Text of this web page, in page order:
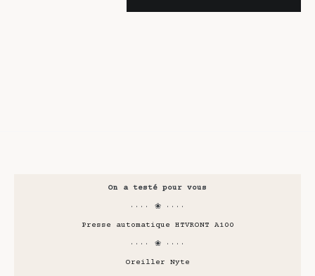
On a testé pour vous
···· ❀ ····
Presse automatique HTVRONT A100
···· ❀ ····
Oreiller Nyte